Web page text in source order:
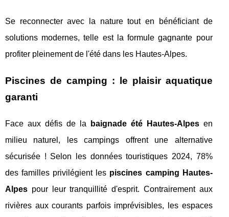
Se reconnecter avec la nature tout en bénéficiant de
solutions modernes, telle est la formule gagnante pour
profiter pleinement de l'été dans les Hautes-Alpes.
Piscines de camping : le plaisir aquatique
garanti
Face aux défis de la baignade été Hautes-Alpesen
milieu naturel, les campings offrent une alternative
sécurisée ! Selon les données touristiques 2024, 78%
des familles privilégient les piscines camping Hautes-
Alpes pour leur tranquillité d'esprit. Contrairement aux
rivières aux courants parfois imprévisibles, les espaces